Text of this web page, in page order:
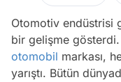
Otomotiv endüstrisi
bir gelişme
otomobil markası,
yarıştı. Bütün